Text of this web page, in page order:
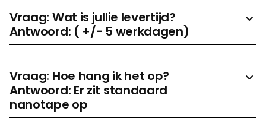
Vraag: Wat is jullie levertijd?
Antwoord: ( +/- 5 werkdagen)
Vraag: Hoe hang ik het op?
Antwoord: Er zit standaard
nanotape op